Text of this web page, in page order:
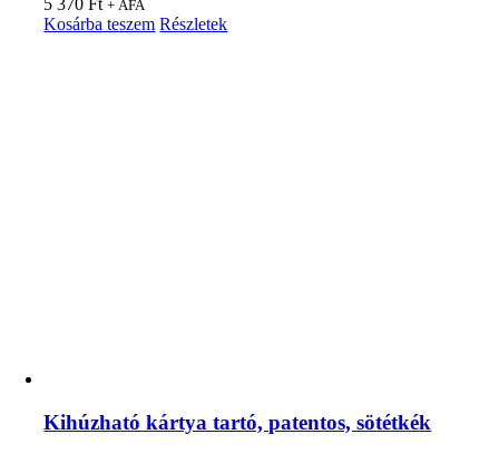
5 370 Ft + ÁFA
Kosárba teszem Részletek
Kihúzható kártya tartó, patentos, sötétkék